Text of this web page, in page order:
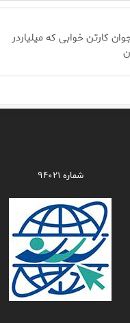
کارتن خوابی که میلیاردر
شماره ۹۴۰۲۱